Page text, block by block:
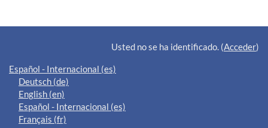
Bloques suplementarios
Usted no se ha identificado. (Acceder)
Español - Internacional ‎(es)‎
Deutsch ‎(de)‎
English ‎(en)‎
Español - Internacional ‎(es)‎
Français ‎(fr)‎